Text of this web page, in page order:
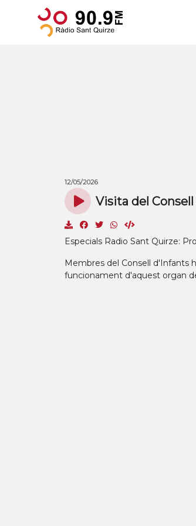
12/05/2026
Visita del
Especials Radio Sant Quirze:
Membres del Consell d'Infants
funcionament d'aquest organ